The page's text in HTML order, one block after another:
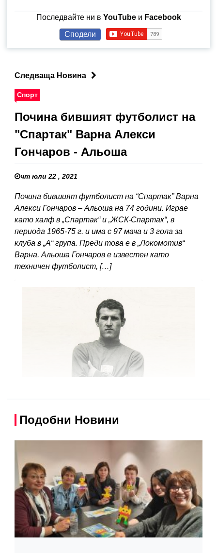
Последвайте ни в YouTubeи Facebook
Сподели
Следваща Новина
Спорт
Почина бившият футболист на
"Спартак" Варна Алекси
Гончаров - Альоша
чт юли 22 , 2021
Почина бившият футболист на “Спартак” Варна
Алекси Гончаров – Альоша на 74 години. Играе
като халф в „Спартак“ и „ЖСК-Спартак“, в
периода 1965-75 г. и има с 97 мача и 3 гола за
клуба в „А“ група. Преди това е в „Локомотив“
Варна. Альоша Гончаров е известен като
техничен футболист, […]
Подобни Новини